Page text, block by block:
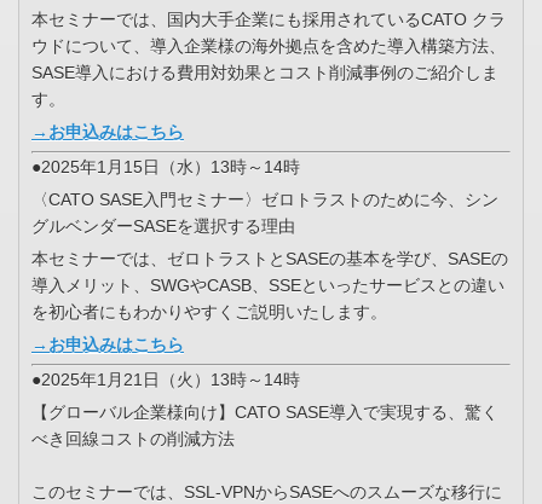
本セミナーでは、国内大手企業にも採用されているCATO クラ
ウドについて、導入企業様の海外拠点を含めた導入構築方法、
SASE導入における費用対効果とコスト削減事例のご紹介しま
す。
→お申込みはこちら
●2025年1月15日（水）13時～14時
〈CATO SASE入門セミナー〉ゼロトラストのために今、シン
グルベンダーSASEを選択する理由
本セミナーでは、ゼロトラストとSASEの基本を学び、SASEの
導入メリット、SWGやCASB、SSEといったサービスとの違い
を初心者にもわかりやすくご説明いたします。
→お申込みはこちら
●2025年1月21日（火）13時～14時
【グローバル企業様向け】CATO SASE導入で実現する、驚く
べき回線コストの削減方法
このセミナーでは、SSL-VPNからSASEへのスムーズな移行に